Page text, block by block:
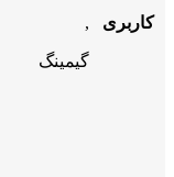
کاربری
,
گیمینگ